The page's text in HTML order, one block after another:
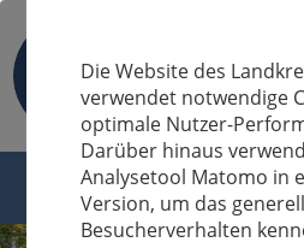
Die Website des
verwendet notwendige
optimale Nutzer-
Darüber hinaus
Analysetool Matomo in
Version, um das
Besucherverhalten